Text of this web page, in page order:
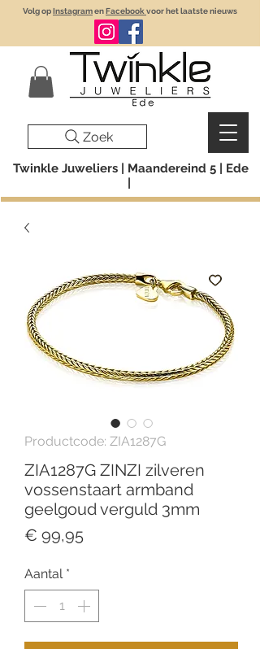
Twinkle Juweliers | Maandereind 5 | Ede
Volg opInstagramenFacebook voor het laatste nieuws
Zoek
Productcode: ZIA1287G
ZIA1287G ZINZI zilveren
vossenstaart armband
geelgoud verguld 3mm
€ 99,95Prijs
Aantal *